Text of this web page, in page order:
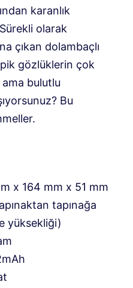
karanlık
olarak
çıkan dolambaçlı
gözlüklerin çok
bulutlu
Bu
x 164 mm x 51 mm
tapınağa
yüksekliği)